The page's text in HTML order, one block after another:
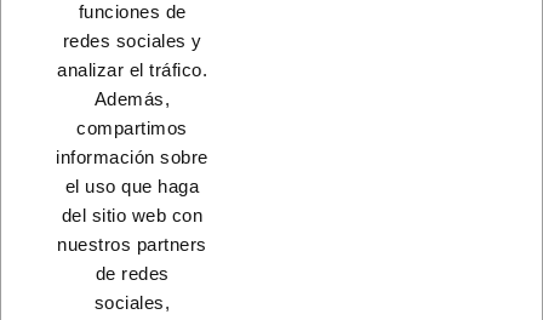
CONTACTO
funciones de
redes sociales y
analizar el tráfico.
Además,
compartimos
información sobre
el uso que haga
del sitio web con
nuestros partners
de redes
sociales,